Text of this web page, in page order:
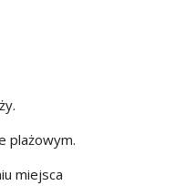
plażowym.
miejsca